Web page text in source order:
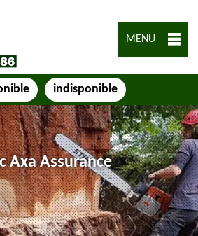
MENU
indisponible
Axa Assurance